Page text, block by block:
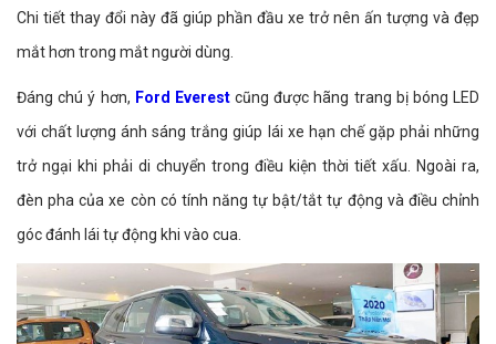
Chi tiết thay đổi này đã giúp phần đầu xe trở nên ấn tượng và đẹp
mắt hơn trong mắt người dùng.
Đáng chú ý hơn, Ford Everestcũng được hãng trang bị bóng LED
với chất lượng ánh sáng trắng giúp lái xe hạn chế gặp phải những
trở ngại khi phải di chuyển trong điều kiện thời tiết xấu. Ngoài ra,
đèn pha của xe còn có tính năng tự bật/tắt tự động và điều chỉnh
góc đánh lái tự động khi vào cua.